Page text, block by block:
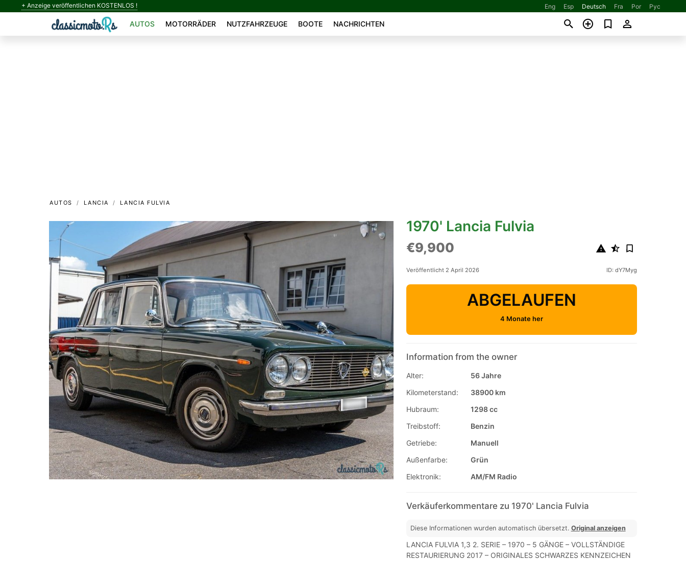
+ Anzeige veröffentlichen KOSTENLOS ! Eng Esp Deutsch Fra Por Рус
AUTOS MOTORRÄDER NUTZFAHRZEUGE BOOTE NACHRICHTEN
AUTOS LANCIA LANCIA FULVIA
1970' Lancia Fulvia
€9,900
Veröffentlicht 2 April 2026 ID: dY7Myg
ABGELAUFEN
4 Monate her
Information from the owner
Alter:
56 Jahre
Kilometerstand:
38900 km
Hubraum:
1298 cc
Treibstoff:
Benzin
Getriebe:
Manuell
Außenfarbe:
Grün
Elektronik:
AM/FM Radio
Verkäuferkommentare zu 1970' Lancia Fulvia
Diese Informationen wurden automatisch übersetzt. Original anzeigen
LANCIA FULVIA 1,3 2. SERIE – 1970 – 5 GÄNGE – VOLLSTÄNDIGE
RESTAURIERUNG 2017 – ORIGINALES SCHWARZES KENNZEICHEN